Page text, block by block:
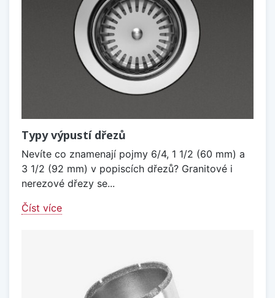
Typy výpustí dřezů
Nevíte co znamenají pojmy 6/4, 1 1/2 (60 mm) a
3 1/2 (92 mm) v popiscích dřezů? Granitové i
nerezové dřezy se...
Číst více